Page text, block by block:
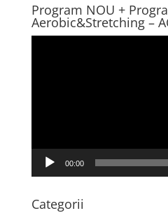
Program NOU +
Aerobic&Stretching –
00:00
Categorii